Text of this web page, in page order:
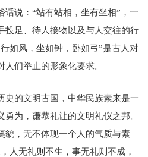
话说：“站有站相，坐有坐相”，一
投足、待人接物以及与人交往的行
如风，坐如钟，卧如弓”是古人对
人们举止的形象化要求。
史的文明古国，中华民族素来是一
为，谦恭礼让的文明礼仪之邦。
貌，无不体现一个人的气质与素
人无礼则不生，事无礼则不成，